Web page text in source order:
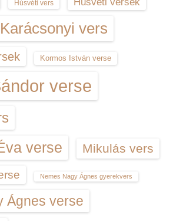
Húsvéti vers
Karácsonyi vers
Kormos István verse
verse
verse Mikulás vers
Nemes Nagy Ágnes gyerekvers
Ágnes verse